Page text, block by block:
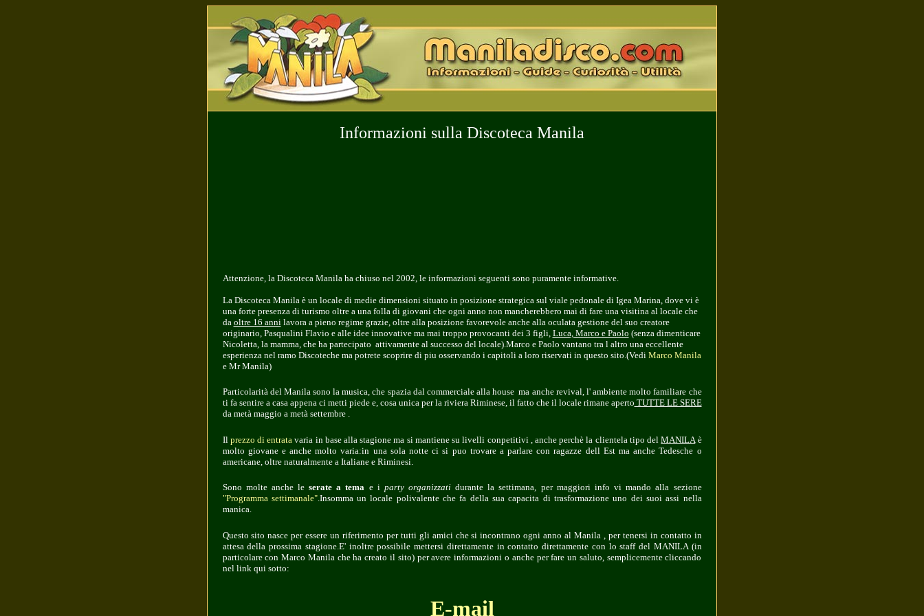
Informazioni sulla Discoteca Manila
Attenzione, la Discoteca Manila ha chiuso nel 2002, le informazioni seguenti sono puramente informative.
La Discoteca Manilaè un locale di medie dimensionisituato in posizione strategica sul viale pedonale di Igea Marina, dove vi è
una forte presenza di turismo oltre a una folla di giovani che ogni anno non mancherebbero mai di fare una visitina al locale che
da oltre 16 annilavora a pieno regime grazie, oltre alla posizione favorevole anche alla oculata gestione del suo creatore
originario, Pasqualini Flavio e alle idee innovative ma mai troppo provocanti dei 3 figli, Luca, Marco e Paolo (senza dimenticare
Nicoletta, la mamma, che ha partecipato attivamente al successo del locale).Marco e Paolo vantano tra l altro una eccellente
esperienza nel ramo Discotechema potrete scoprire di piu osservando i capitoli a loro riservati in questo sito.(Vedi Marco Manila
e Mr Manila)
Particolarità del Manila sono la musica, che spazia dal commerciale alla house ma anche revival, l' ambiente molto familiare che
ti fa sentire a casa appena ci metti piede e, cosa unica per la riviera Riminese, il fatto che il locale rimane aperto TUTTE LE SERE
da metà maggio a metà settembre .
Il prezzo di entrata varia in base alla stagione ma si mantiene su livelli conpetitivi , anche perchè la clientela tipo delMANILA è
molto giovane e anche molto varia:in una sola notte ci si puo trovare a parlare con ragazze dell Est ma anche Tedesche o
americane, oltre naturalmente a Italiane e Riminesi.
Sono molte anche leserate a tema e i party organizzati durante la settimana, per maggiori info vi mando alla sezione
"Programma settimanale".Insomma un locale polivalente che fa della sua capacita di trasformazione uno dei suoi assi nella
manica.
Questo sito nasce per essere un riferimento per tutti gli amici che si incontrano ogni anno al Manila , per tenersi in contatto in
attesa della prossima stagione.E' inoltre possibile mettersi direttamente in contatto direttamente con lo staff del MANILA (in
particolare con Marco Manila che ha creato il sito) per avere informazioni o anche per fare un saluto, semplicemente cliccando
nel link qui sotto:
E-mail